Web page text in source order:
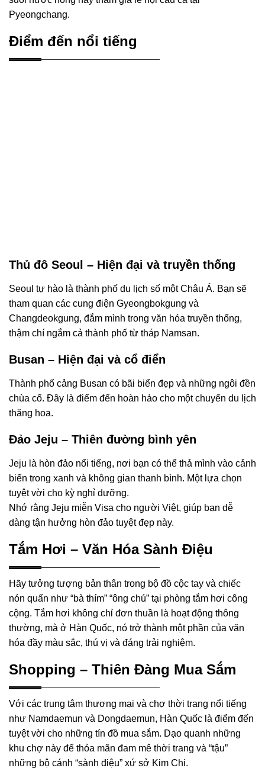
Pyeongchang.
Điểm đến nổi tiếng
Thủ đô Seoul – Hiện đại và truyền thống
Seoul tự hào là thành phố du lịch số một Châu Á. Bạn sẽ
tham quan các cung điện Gyeongbokgung và
Changdeokgung, đắm mình trong văn hóa truyền thống,
thậm chí ngắm cả thành phố từ tháp Namsan.
Busan – Hiện đại và cổ điển
Thành phố cảng Busan có bãi biển đẹp và những ngôi đền
chùa cổ. Đây là điểm đến hoàn hảo cho một chuyến du lịch
thăng hoa.
Đảo Jeju – Thiên đường bình yên
Jeju là hòn đảo nổi tiếng, nơi bạn có thể thả mình vào cảnh
biển trong xanh và không gian thanh bình. Một lựa chọn
tuyệt vời cho kỳ nghỉ dưỡng.
Nhớ rằng Jeju miễn Visa cho người Việt, giúp bạn dễ
dàng tận hưởng hòn đảo tuyệt đẹp này.
Tắm Hơi – Văn Hóa Sành Điệu
Hãy tưởng tượng bản thân trong bộ đồ cộc tay và chiếc
nón quấn như “bà thím” “ông chú” tại phòng tắm hơi công
cộng. Tắm hơi không chỉ đơn thuần là hoạt động thông
thường, mà ở Hàn Quốc, nó trở thành một phần của văn
hóa đầy màu sắc, thú vị và đáng trải nghiệm.
Shopping – Thiên Đàng Mua Sắm
Với các trung tâm thương mại và chợ thời trang nổi tiếng
như Namdaemun và Dongdaemun, Hàn Quốc là điểm đến
tuyệt vời cho những tín đồ mua sắm. Dạo quanh những
khu chợ này để thỏa mãn đam mê thời trang và “tậu”
những bộ cánh “sành điệu” xứ sở Kim Chi.